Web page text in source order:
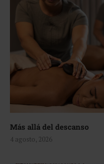
Más allá del descanso
4 agosto, 2026